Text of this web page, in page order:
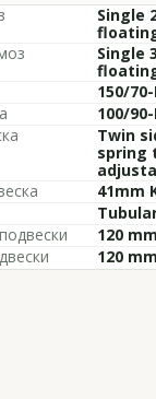
Single
Single
150/70-
100/90-
Twin
spring
41mm
120
120